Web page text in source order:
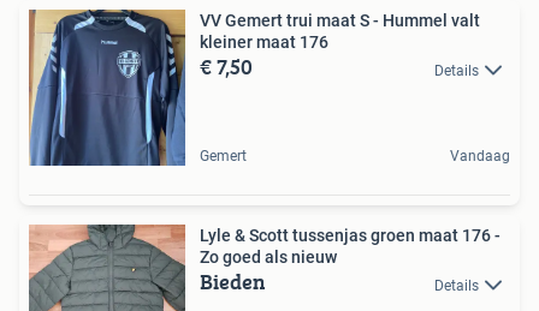
VV Gemert trui maat S - Hummel valt
kleiner maat 176
€ 7,50 Details
Gemert Vandaag
Lyle & Scott tussenjas groen maat 176 -
Zo goed als nieuw
Bieden Details